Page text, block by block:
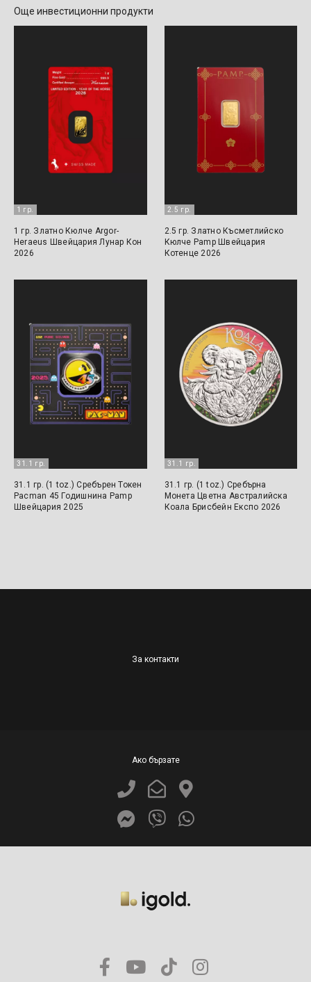
Още инвестиционни продукти
1 гр.
1 гр. Златно Кюлче Argor-
Heraeus Швейцария Лунар Кон
2026
2.5 гр.
2.5 гр. Златно Късметлийско
Кюлче Pamp Швейцария
Котенце 2026
31.1 гр.
31.1 гр. (1 toz.) Сребърен Токен
Pacman 45 Годишнина Pamp
Швейцария 2025
31.1 гр.
31.1 гр. (1 toz.) Сребърна
Монета Цветна Австралийска
Коала Брисбейн Експо 2026
За контакти
Ако бързате